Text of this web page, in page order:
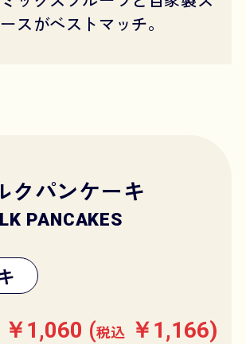
スがベストマッチ。
クパンケーキ
PANCAKES
￥1,060 (税込 ￥1,166)